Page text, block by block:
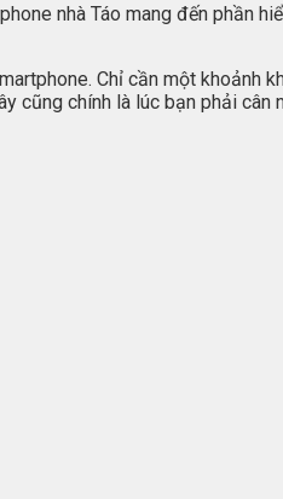
nhà Táo mang đến phần
Chỉ cần một
cũng chính là lúc bạn phải cân